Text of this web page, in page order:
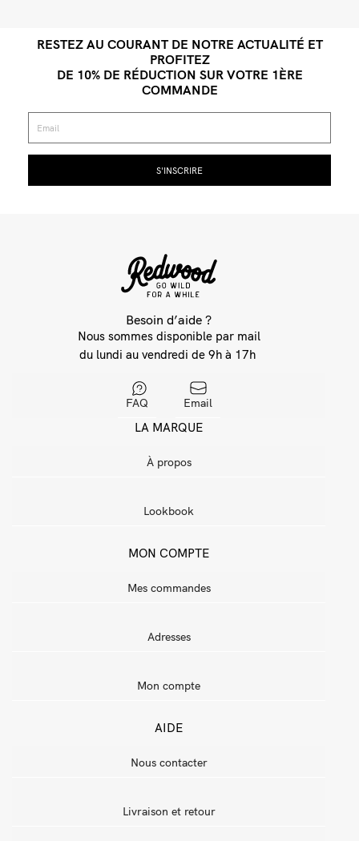
RESTEZ AU COURANT DE NOTRE ACTUALITÉ ET
PROFITEZ
DE 10% DE RÉDUCTION SUR VOTRE 1ÈRE
COMMANDE
Besoin d’aide ?
Nous sommes disponible par mail
du lundi au vendredi de 9h à 17h
FAQ Email
LA MARQUE
À propos
Lookbook
MON COMPTE
Mes commandes
Adresses
Mon compte
AIDE
Nous contacter
Livraison et retour